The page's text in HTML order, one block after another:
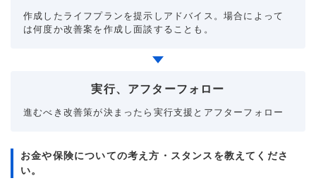
作成したライフプランを提示しアドバイス。場合によって
は何度か改善案を作成し面談することも。
実行、アフターフォロー
進むべき改善策が決まったら実行支援とアフターフォロー
お金や保険についての考え方・スタンスを教えてくださ
い。